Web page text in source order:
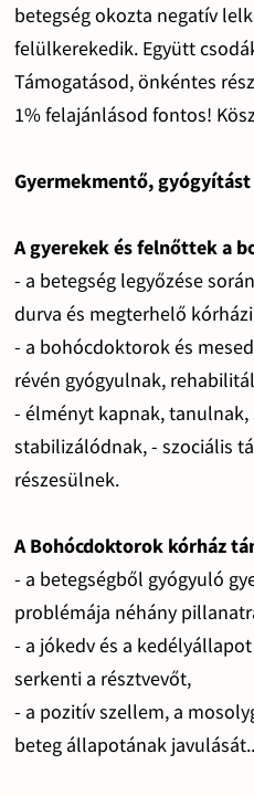
betegség okozta negatív
felülkerekedik. Együtt
Támogatásod, önkéntes
1% felajánlásod fontos!
Gyermekmentő,
A gyerekek és felnőttek a
- a betegség legyőzése
durva és megterhelő
- a bohócdoktorok és
révén gyógyulnak,
- élményt kapnak,
stabilizálódnak, - szociális
részesülnek.
A Bohócdoktorok kórház
- a betegségből gyógyuló
problémája néhány
- a jókedv és a
serkenti a résztvevőt,
- a pozitív szellem, a
beteg állapotának javulását..